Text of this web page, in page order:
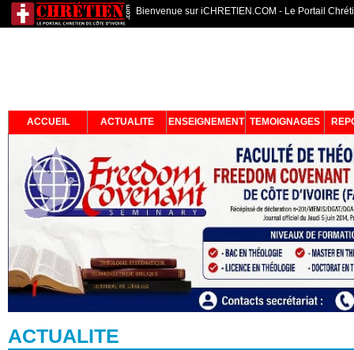
Bienvenue sur iCHRETIEN.COM - Le Portail
ACCUEIL ACTUALITE ENSEIGNEMENT TEMOIGNAGES
ACTUALITE